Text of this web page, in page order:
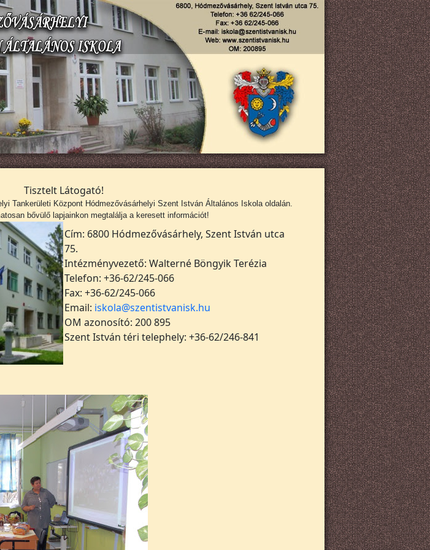
Tisztelt Látogató!
Tankerületi Központ Hódmezővásárhelyi Szent István Általános Iskola oldalán.
bővülő lapjainkon megtalálja a keresett információt!
Cím: 6800 Hódmezővásárhely, Szent István utca
75.
Intézményvezető: Walterné Böngyik Terézia
Telefon: +36-62/245-066
Fax: +36-62/245-066
Email: iskola@szentistvanisk.hu
OM azonosító: 200 895
Szent István téri telephely: +36-62/246-841